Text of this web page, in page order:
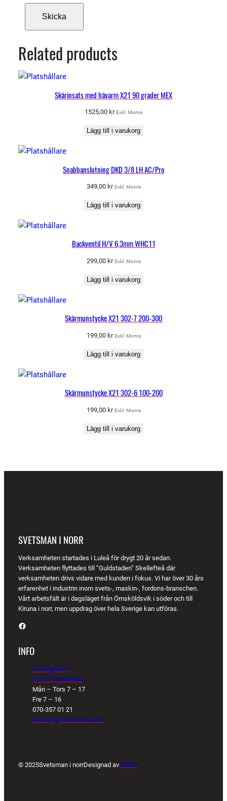
Related products
Skärinsats med hävarm X21 90 grader MEX
1525,00 kr Exkl. Moms
Lägg till i varukorg
Snabbanslutning DKD 3/8 LH AC/Pro
349,00 kr Exkl. Moms
Lägg till i varukorg
Backventil H/V 6,3mm WHC11
299,00 kr Exkl. Moms
Lägg till i varukorg
Skärmunstycke X21 302-7 200-300
199,00 kr Exkl. Moms
Lägg till i varukorg
Skärmunstycke X21 302-6 100-200
199,00 kr Exkl. Moms
Lägg till i varukorg
SVETSMAN I NORR
Verksamheten startades i Luleå för drygt 20 år sedan.
Verksamheten flyttades till ”Guldstaden” Skellefteå där
verksamheten drivs vidare med kunden i fokus. Vi har över 30 års
erfarenhet i industrin inom svets-, maskin-, fordons-branschen.
Vårt arbetsfält är i dagsläget från Örnsköldsvik i söder och till
Kiruna i norr, men uppdrag över hela Sverige kan utföras.
Facebook
INFO
Truckgatan 1,
931 27 Skellefteå
Mån – Tors 7 – 17
Fre 7 – 16
070-357 01 21
christer@svetsman.com
© 2025Svetsman i norrDesignad av SNPS